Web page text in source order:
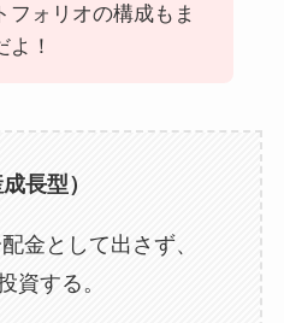
フォリオの構成もま
よ！
長型）
金として出さず、
資する。